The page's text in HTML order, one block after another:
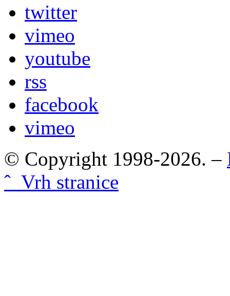
twitter
vimeo
youtube
rss
facebook
vimeo
© Copyright 1998-2026. –
ˆ Vrh stranice